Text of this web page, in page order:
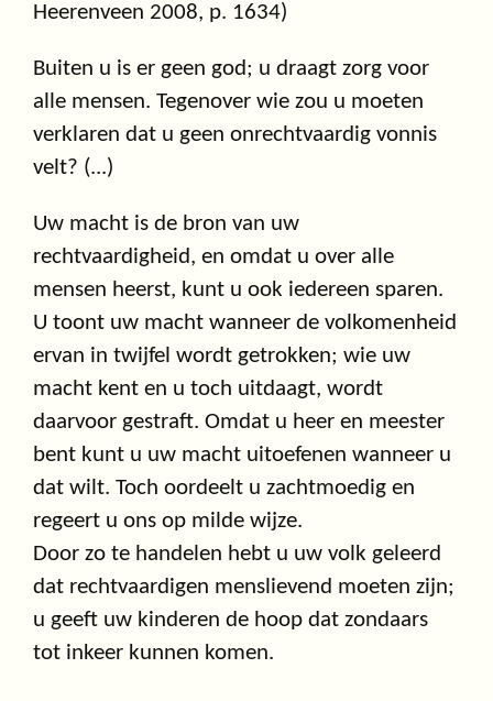
Heerenveen 2008, p. 1634)
Buiten u is er geen god; u draagt zorg voor
alle mensen. Tegenover wie zou u moeten
verklaren dat u geen onrechtvaardig vonnis
velt? (...)
Uw macht is de bron van uw
rechtvaardigheid, en omdat u over alle
mensen heerst, kunt u ook iedereen sparen.
U toont uw macht wanneer de volkomenheid
ervan in twijfel wordt getrokken; wie uw
macht kent en u toch uitdaagt, wordt
daarvoor gestraft. Omdat u heer en meester
bent kunt u uw macht uitoefenen wanneer u
dat wilt. Toch oordeelt u zachtmoedig en
regeert u ons op milde wijze.
Door zo te handelen hebt u uw volk geleerd
dat rechtvaardigen menslievend moeten zijn;
u geeft uw kinderen de hoop dat zondaars
tot inkeer kunnen komen.